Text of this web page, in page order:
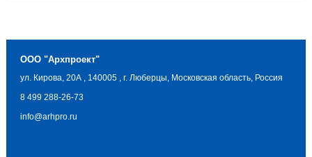
ООО "Архпроект"
ул. Кирова, 20А 140005
г. Люберцы, Московская область, Россия
8 499 288-26-73
info@arhpro.ru